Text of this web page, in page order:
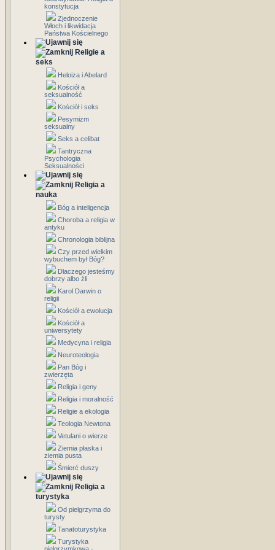
konstytucja
Zjednoczenie
Włoch i likwidacja
Państwa Kościelnego
Religie a
seks
Heloiza i Abelard
Kościół a
seksualność
Kościół i seks
Pesymizm
seksualny
Seks a celibat
Tantryczna
Psychologia
Seksualności
Religia a
nauka
Bóg a inteligencja
Choroba a religia w
antyku
Chronologia biblijna
Czy przed wielkim
wybuchem był Bóg?
Dlaczego jesteśmy
dobrzy albo źli
Karol Darwin o
religii
Kościół a ewolucja
Kościół a
uniwersytety
Medycyna i religia
Neuroteologia
Pan Bóg i
zwierzęta
Religia i geny
Religia i moralność
Religie a ekologia
Teologia Newtona
Vetulani o wierze
Ziemia płaska i
ziemia pusta
Śmierć duszy
Religia a
turystyka
Od pielgrzyma do
turysty
Tanatoturystyka
Turystyka